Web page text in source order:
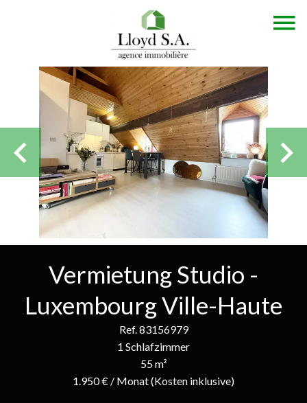
Vermietung Studio -
Luxembourg Ville-Haute
Ref. 83156979
1 Schlafzimmer
55 m²
1.950 € / Monat (Kosten inklusive)